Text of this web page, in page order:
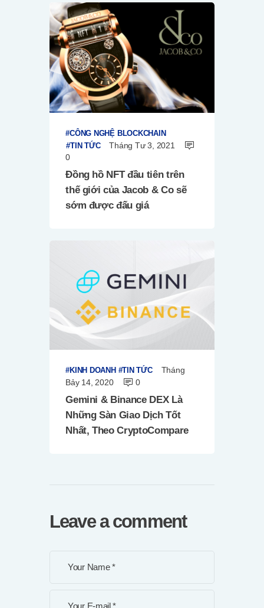
CÔNG NGHỆ BLOCKCHAIN
TIN TỨC
Tháng Tư 3, 2021
0
Đồng hồ NFT đầu tiên trên
thế giới của Jacob & Co sẽ
sớm được đấu giá
KINH DOANH TIN TỨC
Tháng
Bảy 14, 2020
0
Gemini & Binance DEX Là
Những Sàn Giao Dịch Tốt
Nhất, Theo CryptoCompare
Leave a comment